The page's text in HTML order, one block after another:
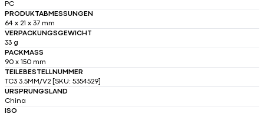
PC
PRODUKTABMESSUNGEN
64 x 21 x 37 mm
VERPACKUNGSGEWICHT
33 g
PACKMASS
90 x 150 mm
TEILEBESTELLNUMMER
TC3 3.5MM/V2 [SKU: 5354529]
URSPRUNGSLAND
China
ISO